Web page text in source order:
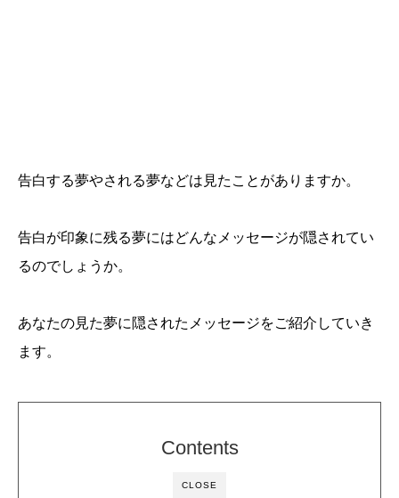
告白する夢やされる夢などは見たことがありますか。
告白が印象に残る夢にはどんなメッセージが隠されてい
るのでしょうか。
あなたの見た夢に隠されたメッセージをご紹介していき
ます。
CLOSE
Contents